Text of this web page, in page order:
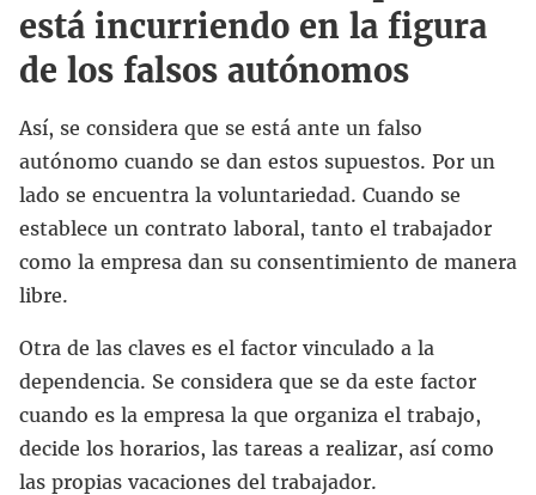
está incurriendo en la figura
de los falsos autónomos
Así, se considera que se está ante un falso
autónomo cuando se dan estos supuestos. Por un
lado se encuentra la voluntariedad. Cuando se
establece un contrato laboral, tanto el trabajador
como la empresa dan su consentimiento de manera
libre.
Otra de las claves es el factor vinculado a la
dependencia. Se considera que se da este factor
cuando es la empresa la que organiza el trabajo,
decide los horarios, las tareas a realizar, así como
las propias vacaciones del trabajador.